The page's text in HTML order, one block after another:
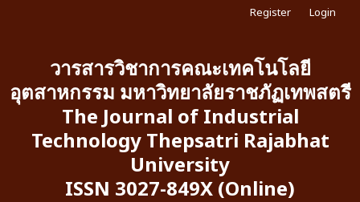
วารสารวิชาการคณะเทคโนโลยี
อุตสาหกรรม มหาวิทยาลัยราชภัฏเทพสตรี
The Journal of Industrial
Technology Thepsatri Rajabhat
University
ISSN 3027-849X (Online)
Register Login